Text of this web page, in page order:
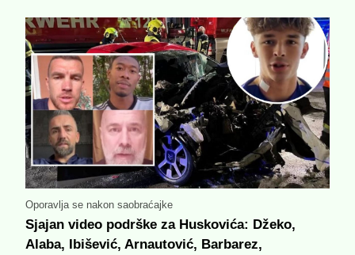
Oporavlja se nakon saobraćajke
Sjajan video podrške za Huskovića: Džeko,
Alaba, Ibišević, Arnautović, Barbarez,